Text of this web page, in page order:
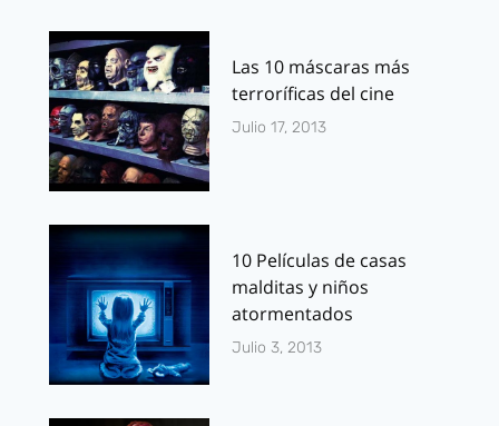
Las 10 máscaras más
terroríficas del cine
Julio 17, 2013
10 Películas de casas
malditas y niños
atormentados
Julio 3, 2013